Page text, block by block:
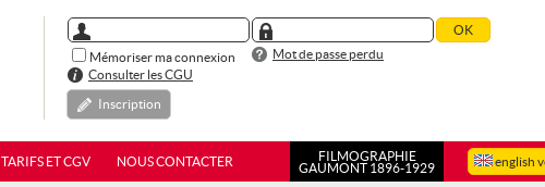
Mémoriser ma connexion
Mot de passe perdu
Consulter les CGU
Inscription
english
TARIFS ET CGV NOUS CONTACTER
FILMOGRAPHIE
GAUMONT 1896-1929